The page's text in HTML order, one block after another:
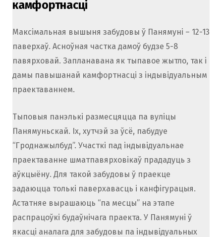
камфортнасці
Максімальная вышыня забудовы ў Панямуні – 12-13
паверхаў. Асноўная частка дамоў будзе 5-8
павярховай. Запланавана як тыпавое жытло, так і
дамы павышанай камфортнасці з індывідуальным
праектаваннем.
Тыповыя панэлькі размесцяцца па вуліцы
Панямуньскай. Іх, хутчэй за ўсё, пабудуе
“Гроднажылбуд”. Участкі пад індывідуальнае
праектаванне шматпавярховікаў прададуць з
аўкцыёну. Для такой забудовы ў праекце
задаюцца толькі паверхавасць і канфігурацыя.
Астатняе вырашаюць “па месцы” на этапе
распрацоўкі будаўнічага праекта. У Панямуні ў
якасці аналага для забудовы па індывідуальных